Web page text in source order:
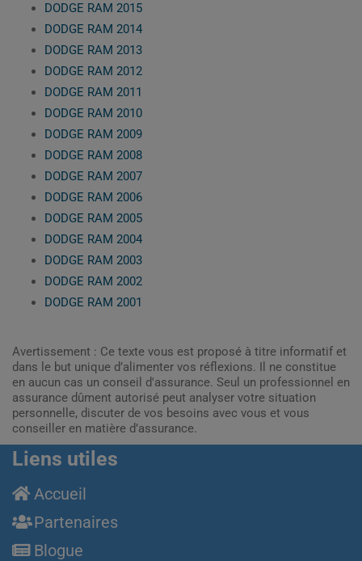
DODGE RAM 2015
DODGE RAM 2014
DODGE RAM 2013
DODGE RAM 2012
DODGE RAM 2011
DODGE RAM 2010
DODGE RAM 2009
DODGE RAM 2008
DODGE RAM 2007
DODGE RAM 2006
DODGE RAM 2005
DODGE RAM 2004
DODGE RAM 2003
DODGE RAM 2002
DODGE RAM 2001
Avertissement : Ce texte vous est proposé à titre informatif et
dans le but unique d’alimenter vos réflexions. Il ne constitue
en aucun cas un conseil d'assurance. Seul un professionnel en
assurance dûment autorisé peut analyser votre situation
personnelle, discuter de vos besoins avec vous et vous
conseiller en matière d’assurance.
Liens utiles
Accueil
Partenaires
Blogue